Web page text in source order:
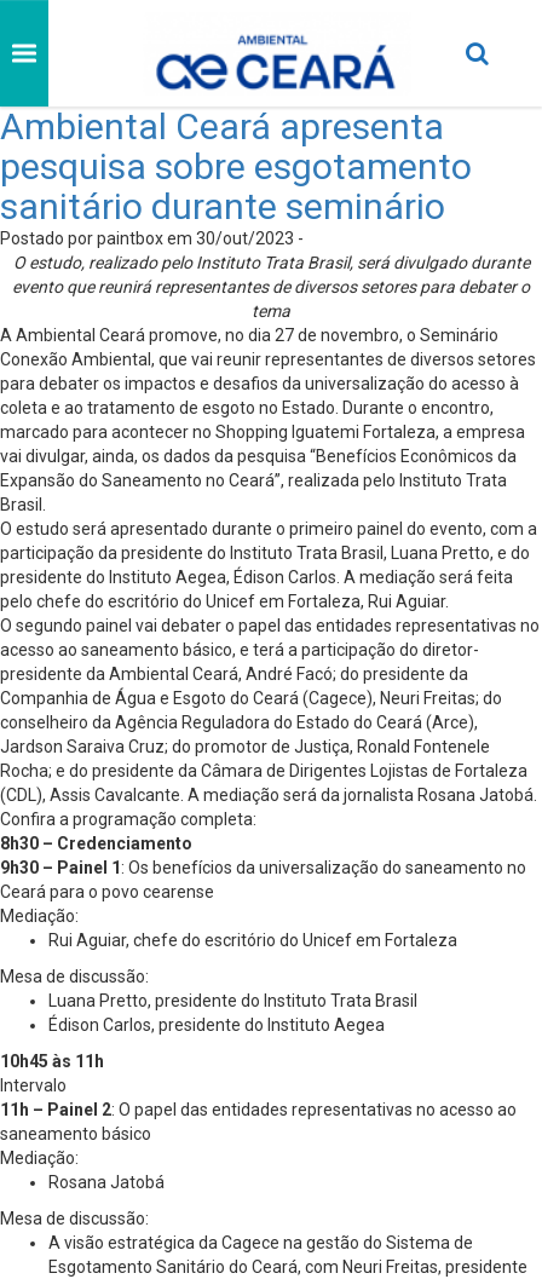
Ambiental Ceará apresenta
pesquisa sobre esgotamento
sanitário durante seminário
Postado por paintbox em 30/out/2023 -
O estudo, realizado pelo Instituto Trata Brasil, será divulgado durante
evento que reunirá representantes de diversos setores para debater o
tema
A Ambiental Ceará promove, no dia 27 de novembro, o Seminário
Conexão Ambiental, que vai reunir representantes de diversos setores
para debater os impactos e desafios da universalização do acesso à
coleta e ao tratamento de esgoto no Estado. Durante o encontro,
marcado para acontecer no Shopping Iguatemi Fortaleza, a empresa
vai divulgar, ainda, os dados da pesquisa “Benefícios Econômicos da
Expansão do Saneamento no Ceará”, realizada pelo Instituto Trata
Brasil.
O estudo será apresentado durante o primeiro painel do evento, com a
participação da presidente do Instituto Trata Brasil, Luana Pretto, e do
presidente do Instituto Aegea, Édison Carlos. A mediação será feita
pelo chefe do escritório do Unicef em Fortaleza, Rui Aguiar.
O segundo painel vai debater o papel das entidades representativas no
acesso ao saneamento básico, e terá a participação do diretor-
presidente da Ambiental Ceará, André Facó; do presidente da
Companhia de Água e Esgoto do Ceará (Cagece), Neuri Freitas; do
conselheiro da Agência Reguladora do Estado do Ceará (Arce),
Jardson Saraiva Cruz; do promotor de Justiça, Ronald Fontenele
Rocha; e do presidente da Câmara de Dirigentes Lojistas de Fortaleza
(CDL), Assis Cavalcante. A mediação será da jornalista Rosana Jatobá.
Confira a programação completa:
8h30 – Credenciamento
9h30 – Painel 1 : Os benefícios da universalização do saneamento no
Ceará para o povo cearense
Mediação:
Rui Aguiar, chefe do escritório do Unicef em Fortaleza
Mesa de discussão:
Luana Pretto, presidente do Instituto Trata Brasil
Édison Carlos, presidente do Instituto Aegea
10h45 às 11h
Intervalo
11h – Painel 2: O papel das entidades representativas no acesso ao
saneamento básico
Mediação:
Rosana Jatobá
Mesa de discussão:
A visão estratégica da Cagece na gestão do Sistema de
Esgotamento Sanitário do Ceará, com Neuri Freitas, presidente